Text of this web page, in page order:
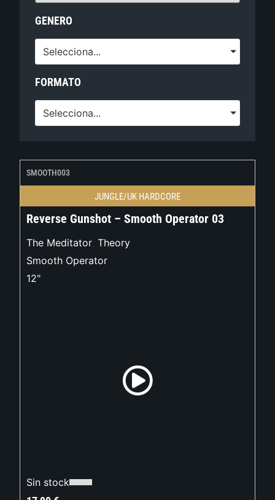
GENERO
Selecciona...
FORMATO
Selecciona...
SMOOTH003
JUNGLE/UK HARDCORE
Reverse Gunshot – Smooth Operator 03
The Meditator, Theory
Smooth Operator
12"
Sin stock